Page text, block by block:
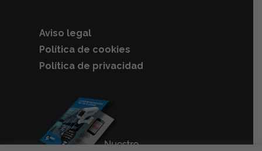
Aviso legal
Política de cookies
Política de privacidad